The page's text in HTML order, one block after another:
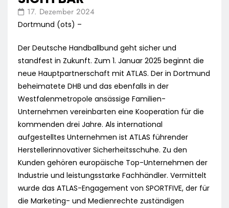
17. Dezember 2024
Dortmund (ots) –
Der Deutsche Handballbund geht sicher und
standfest in Zukunft. Zum 1. Januar 2025 beginnt die
neue Hauptpartnerschaft mit ATLAS. Der in Dortmund
beheimatete DHB und das ebenfalls in der
Westfalenmetropole ansässige Familien-
Unternehmen vereinbarten eine Kooperation für die
kommenden drei Jahre. Als international
aufgestelltes Unternehmen ist ATLAS führender
Herstellerinnovativer Sicherheitsschuhe. Zu den
Kunden gehören europäische Top-Unternehmen der
Industrie und leistungsstarke Fachhändler. Vermittelt
wurde das ATLAS-Engagement von SPORTFIVE, der für
die Marketing- und Medienrechte zuständigen